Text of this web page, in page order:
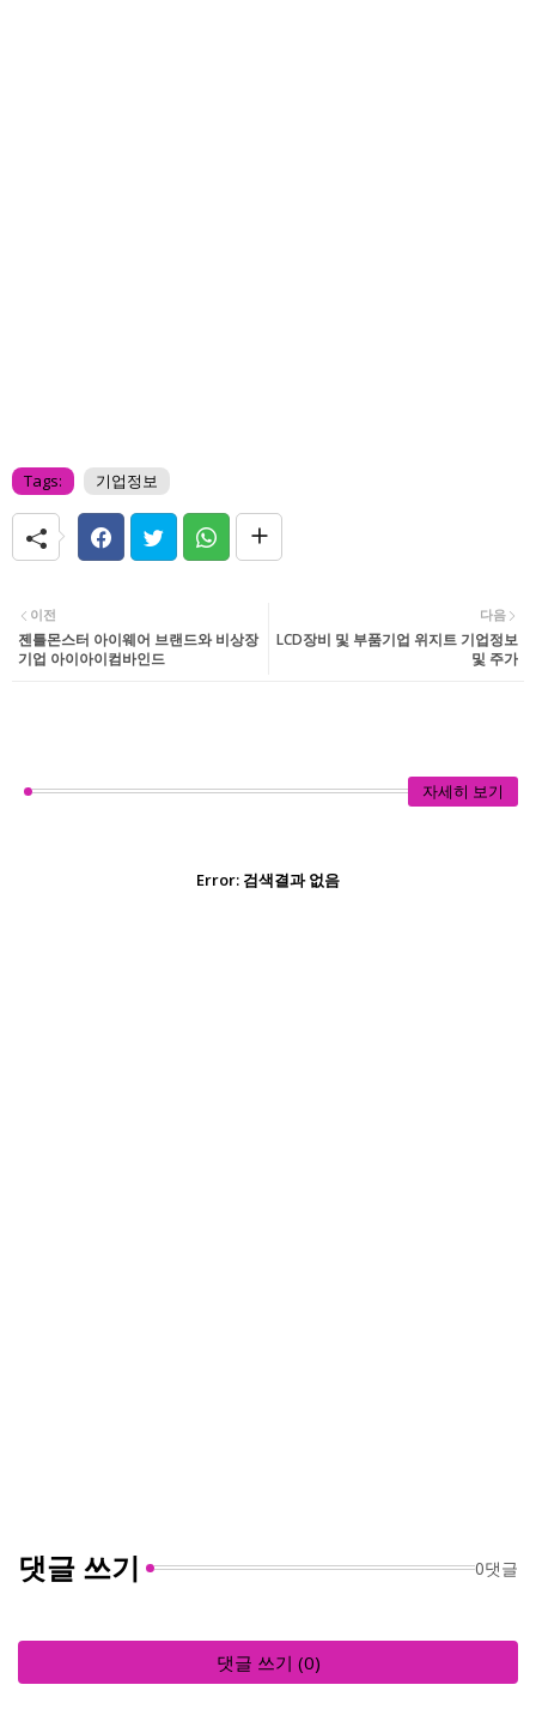
Tags: 기업정보
다음
LCD장비 및 부품기업 위지트 기업정보
및 주가
이전
젠틀몬스터 아이웨어 브랜드와 비상장
기업 아이아이컴바인드
자세히 보기
Error: 검색결과 없음
댓글 쓰기 0댓글
댓글 쓰기 (0)